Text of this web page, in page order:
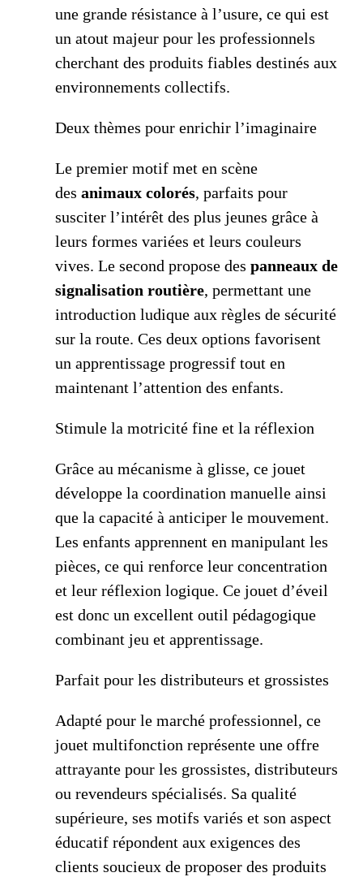
une grande résistance à l’usure, ce qui est
un atout majeur pour les professionnels
cherchant des produits fiables destinés aux
environnements collectifs.
Deux thèmes pour enrichir l’imaginaire
Le premier motif met en scène
des animaux colorés, parfaits pour
susciter l’intérêt des plus jeunes grâce à
leurs formes variées et leurs couleurs
vives. Le second propose des panneaux de
signalisation routière, permettant une
introduction ludique aux règles de sécurité
sur la route. Ces deux options favorisent
un apprentissage progressif tout en
maintenant l’attention des enfants.
Stimule la motricité fine et la réflexion
Grâce au mécanisme à glisse, ce jouet
développe la coordination manuelle ainsi
que la capacité à anticiper le mouvement.
Les enfants apprennent en manipulant les
pièces, ce qui renforce leur concentration
et leur réflexion logique. Ce jouet d’éveil
est donc un excellent outil pédagogique
combinant jeu et apprentissage.
Parfait pour les distributeurs et grossistes
Adapté pour le marché professionnel, ce
jouet multifonction représente une offre
attrayante pour les grossistes, distributeurs
ou revendeurs spécialisés. Sa qualité
supérieure, ses motifs variés et son aspect
éducatif répondent aux exigences des
clients soucieux de proposer des produits